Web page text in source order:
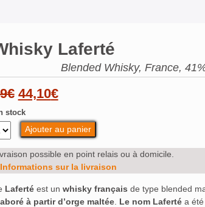
Laferté
Blended Whisky, France,
€ Le
prix
initial
était :
49€.
44,10€Le
actuel
est :
44,10€.
stock
Ajouter au panier
possible en point relais ou à domicile.
sur la livraison
Lafertéest un whisky français de type blended
à partir d’orge maltée. Le nom Lafertéa été